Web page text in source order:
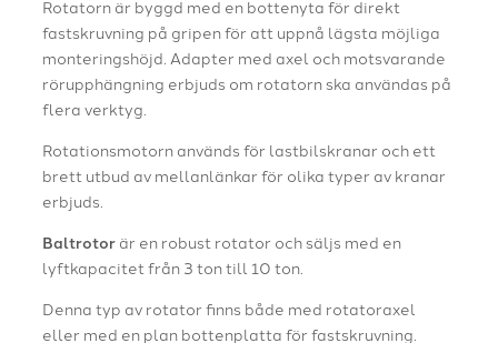
Rotatorn är byggd med en bottenyta för direkt
fastskruvning på gripen för att uppnå lägsta möjliga
monteringshöjd. Adapter med axel och motsvarande
rörupphängning erbjuds om rotatorn ska användas på
flera verktyg.
Rotationsmotorn används för lastbilskranar och ett
brett utbud av mellanlänkar för olika typer av kranar
erbjuds.
Baltrotor är en robust rotator och säljs med en
lyftkapacitet från 3 ton till 10 ton.
Denna typ av rotator finns både med rotatoraxel
eller med en plan bottenplatta för fastskruvning.